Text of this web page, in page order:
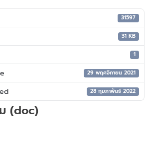
31597
31 KB
1
29 พฤศจิกายน 2021
28 กุมภาพันธ์ 2022
(doc)